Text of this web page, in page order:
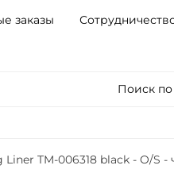
заказы
Поиск по
TM-006318 black - O/S -